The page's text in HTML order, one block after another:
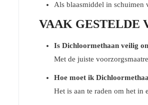
Als blaasmiddel in schuimen
VAAK GESTELDE
Is Dichloormethaan veilig
Met de juiste
Hoe moet ik
Het is aan te raden om het in